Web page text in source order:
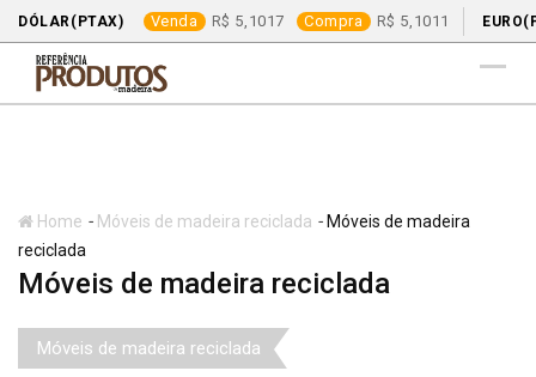
DÓLAR(PTAX) Venda 5,1017 Compra 5,1011
Home - Móveis de madeira reciclada - Móveis de madeira
reciclada
Móveis de madeira reciclada
Móveis de madeira reciclada